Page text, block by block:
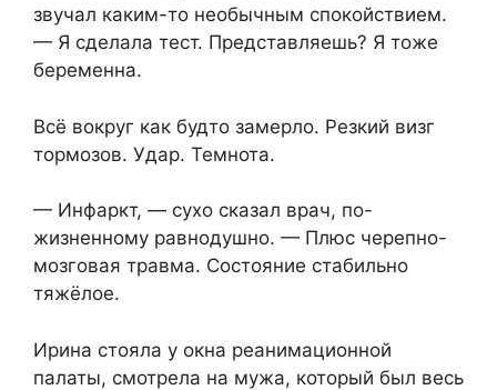
звучал каким-то необычным спокойствием.
— Я сделала тест. Представляешь? Я тоже
беременна.
Всё вокруг как будто замерло. Резкий визг
тормозов. Удар. Темнота.
— Инфаркт, — сухо сказал врач, по-
жизненному равнодушно. — Плюс черепно-
мозговая травма. Состояние стабильно
тяжёлое.
Ирина стояла у окна реанимационной
палаты, смотрела на мужа, который был весь